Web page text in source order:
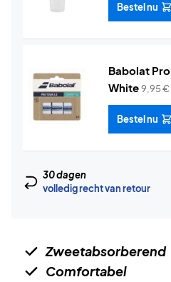
Bestel nu
Babolat
White9,95€
Bestel nu
30 dagen
volledig recht van retour
Zweetabsorberend
Comfortabel